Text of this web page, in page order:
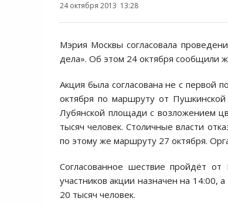
24 октября 2013 13:28
Мэрия Москвы согласовала
дела». Об этом 24 октября сообщили
Акция была согласована не с первой
октября по маршруту от
Лубянской площади с возложением
тысяч человек. Столичные власти
по этому же маршруту 27 октября.
Согласованное шествие пройдёт
участников акции назначен на 14:00,
20 тысяч человек.